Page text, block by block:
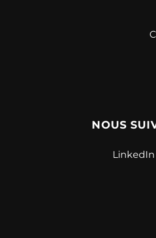
NOUS
LinkedIn